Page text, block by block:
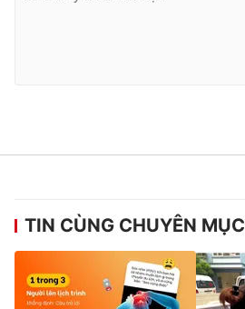
TIN CÙNG CHUYÊN MỤC